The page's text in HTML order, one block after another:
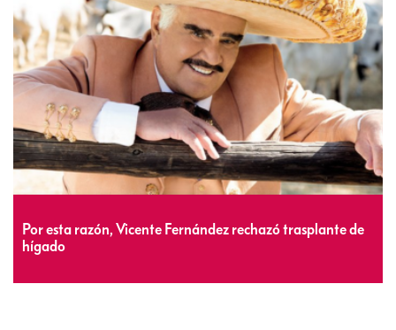
Por esta razón, Vicente Fernández rechazó trasplante de
hígado